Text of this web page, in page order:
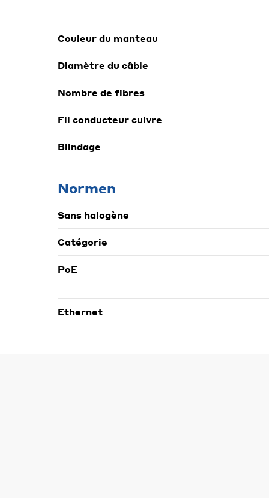
Couleur du manteau
Diamètre du câble
Nombre de fibres
Fil conducteur cuivre
Blindage
Normen
Sans halogène
Catégorie
PoE
Ethernet